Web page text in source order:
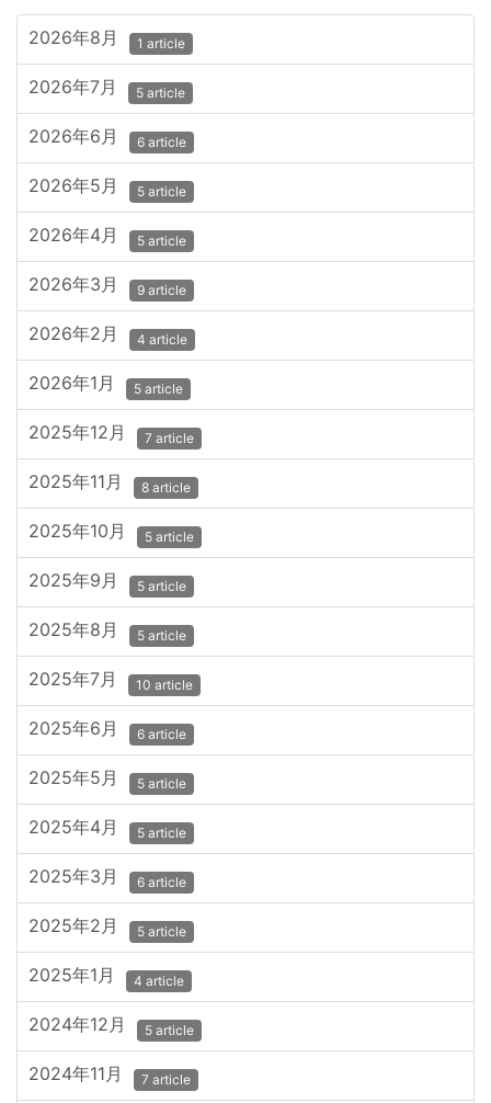
2026年8月 1 article
2026年7月 5 article
2026年6月 6 article
2026年5月 5 article
2026年4月 5 article
2026年3月 9 article
2026年2月 4 article
2026年1月 5 article
2025年12月 7 article
2025年11月 8 article
2025年10月 5 article
2025年9月 5 article
2025年8月 5 article
2025年7月 10 article
2025年6月 6 article
2025年5月 5 article
2025年4月 5 article
2025年3月 6 article
2025年2月 5 article
2025年1月 4 article
2024年12月 5 article
2024年11月 7 article